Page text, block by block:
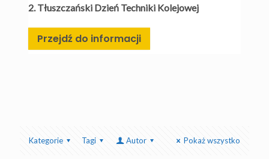
2. Tłuszczański Dzień Techniki Kolejowej
Przejdź do informacji
Kategorie Tagi Autor Pokaż wszystko